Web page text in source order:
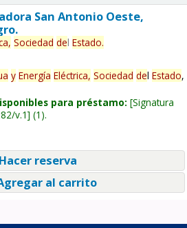
San Antonio Oeste,
Sociedad del Estado.
y Energía Eléctrica, Sociedad del Estado,
para préstamo: Signatura
v.1 (1).
reserva
al carrito